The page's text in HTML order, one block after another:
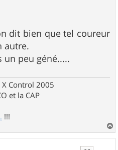
dit bien que tel coureur
autre.
peu géné.....
Control 2005
et la CAP
!!!
a
u